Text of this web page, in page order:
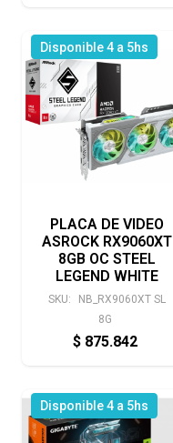
Disponible 4 a 5hs
PLACA DE VIDEO
ASROCK RX9060XT
8GB OC STEEL
LEGEND WHITE
SKU:
NB_RX9060XT SL
8G
$ 875.842
Disponible 4 a 5hs